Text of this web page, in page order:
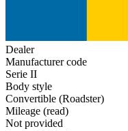
Dealer
Manufacturer code
Serie II
Body style
Convertible (Roadster)
Mileage (read)
Not provided